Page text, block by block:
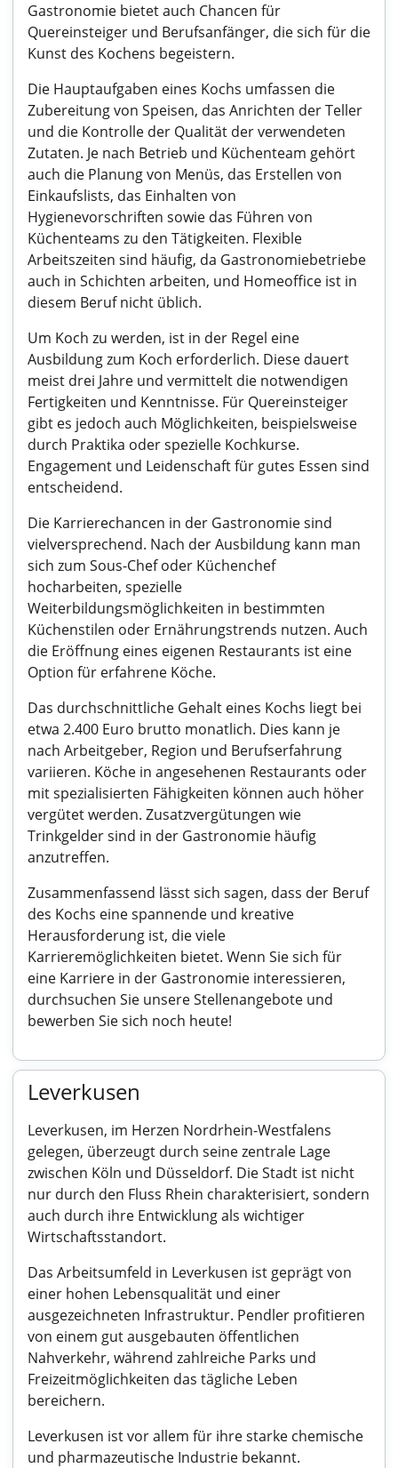
Gastronomie bietet auch Chancen für
Quereinsteiger und Berufsanfänger, die sich für die
Kunst des Kochens begeistern.
Die Hauptaufgaben eines Kochs umfassen die
Zubereitung von Speisen, das Anrichten der Teller
und die Kontrolle der Qualität der verwendeten
Zutaten. Je nach Betrieb und Küchenteam gehört
auch die Planung von Menüs, das Erstellen von
Einkaufslists, das Einhalten von
Hygienevorschriften sowie das Führen von
Küchenteams zu den Tätigkeiten. Flexible
Arbeitszeiten sind häufig, da Gastronomiebetriebe
auch in Schichten arbeiten, und Homeoffice ist in
diesem Beruf nicht üblich.
Um Koch zu werden, ist in der Regel eine
Ausbildung zum Koch erforderlich. Diese dauert
meist drei Jahre und vermittelt die notwendigen
Fertigkeiten und Kenntnisse. Für Quereinsteiger
gibt es jedoch auch Möglichkeiten, beispielsweise
durch Praktika oder spezielle Kochkurse.
Engagement und Leidenschaft für gutes Essen sind
entscheidend.
Die Karrierechancen in der Gastronomie sind
vielversprechend. Nach der Ausbildung kann man
sich zum Sous-Chef oder Küchenchef
hocharbeiten, spezielle
Weiterbildungsmöglichkeiten in bestimmten
Küchenstilen oder Ernährungstrends nutzen. Auch
die Eröffnung eines eigenen Restaurants ist eine
Option für erfahrene Köche.
Das durchschnittliche Gehalt eines Kochs liegt bei
etwa 2.400 Euro brutto monatlich. Dies kann je
nach Arbeitgeber, Region und Berufserfahrung
variieren. Köche in angesehenen Restaurants oder
mit spezialisierten Fähigkeiten können auch höher
vergütet werden. Zusatzvergütungen wie
Trinkgelder sind in der Gastronomie häufig
anzutreffen.
Zusammenfassend lässt sich sagen, dass der Beruf
des Kochs eine spannende und kreative
Herausforderung ist, die viele
Karrieremöglichkeiten bietet. Wenn Sie sich für
eine Karriere in der Gastronomie interessieren,
durchsuchen Sie unsere Stellenangebote und
bewerben Sie sich noch heute!
Leverkusen
Leverkusen, im Herzen Nordrhein-Westfalens
gelegen, überzeugt durch seine zentrale Lage
zwischen Köln und Düsseldorf. Die Stadt ist nicht
nur durch den Fluss Rhein charakterisiert, sondern
auch durch ihre Entwicklung als wichtiger
Wirtschaftsstandort.
Das Arbeitsumfeld in Leverkusen ist geprägt von
einer hohen Lebensqualität und einer
ausgezeichneten Infrastruktur. Pendler profitieren
von einem gut ausgebauten öffentlichen
Nahverkehr, während zahlreiche Parks und
Freizeitmöglichkeiten das tägliche Leben
bereichern.
Leverkusen ist vor allem für ihre starke chemische
und pharmazeutische Industrie bekannt.